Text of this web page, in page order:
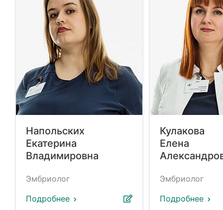
Напольских
Екатерина
Владимировна
Эмбриолог
Подробнее
Кулакова
Елена
Эмбриолог
Подробнее